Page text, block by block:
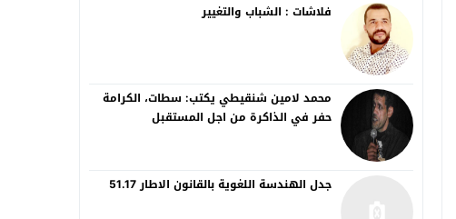
فلاشات : الشباب والتغيير
محمد لامين شنقيطي يكتب: سطات، الكرامة
حفر في الذاكرة من اجل المستقبل
جدل الهندسة اللغوية بالقانون الاطار 51.17